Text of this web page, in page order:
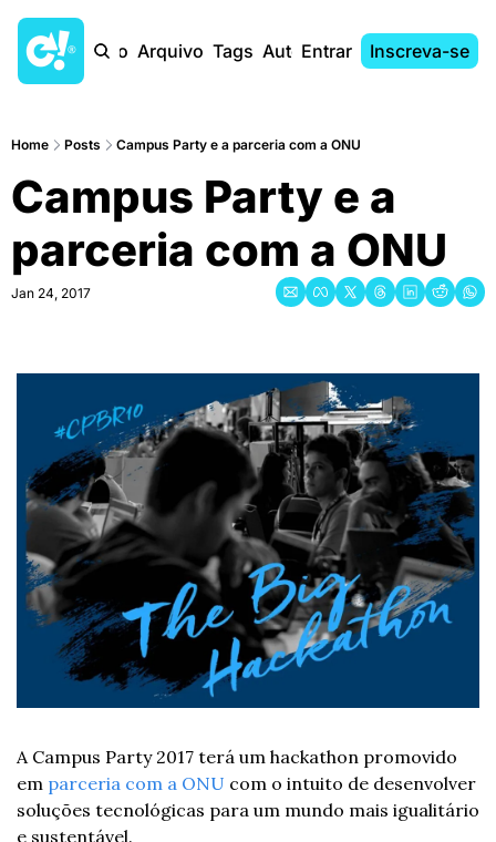
Início Arquivo Tags AutoresEntrar Inscreva-se
Home Posts Campus Party e a parceria com a ONU
Campus Party e a
parceria com a ONU
Jan 24, 2017
A Campus Party 2017 terá um hackathon promovido
em parceria com a ONU com o intuito de desenvolver
soluções tecnológicas para um mundo mais igualitário
e sustentável.